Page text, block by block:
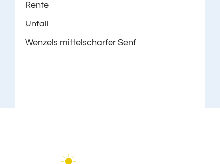
Rente
Unfall
Wenzels mittelscharfer Senf